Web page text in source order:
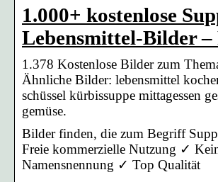
1.000+ kostenlose
Lebensmittel-Bilder –
1.378 Kostenlose Bilder zum
Ähnliche Bilder: lebensmittel
schüssel kürbissuppe mittagessen
gemüse.
Bilder finden, die zum Begriff
Freie kommerzielle Nutzung ✓
Namensnennung ✓ Top Qualität